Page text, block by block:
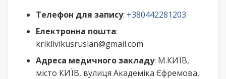
Телефон для запису: +380442281203
Електронна пошта:
kriklivikusruslan@gmail.com
Адреса медичного закладу: М.КИЇВ,
місто КИЇВ, вулиця Академіка Єфремова,